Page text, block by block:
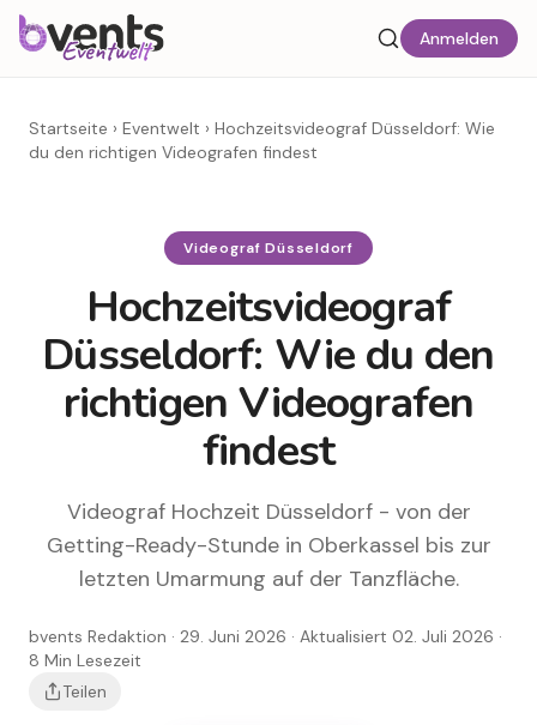
Anmelden
Startseite › Eventwelt › Hochzeitsvideograf Düsseldorf: Wie
du den richtigen Videografen findest
Videograf Düsseldorf
Hochzeitsvideograf
Düsseldorf: Wie du den
richtigen Videografen
findest
Videograf Hochzeit Düsseldorf - von der
Getting-Ready-Stunde in Oberkassel bis zur
letzten Umarmung auf der Tanzfläche.
bvents Redaktion · 29. Juni 2026 · Aktualisiert 02. Juli 2026 ·
8 Min Lesezeit
Teilen